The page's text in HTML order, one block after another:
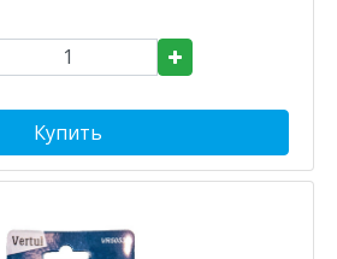
Купить